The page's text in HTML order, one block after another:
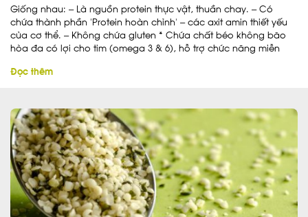
Giống nhau: – Là nguồn protein thực vật, thuần chay. – Có
chứa thành phần ‘Protein hoàn chỉnh’ – các axit amin thiết yếu
của cơ thể. – Không chứa gluten * Chứa chất béo không bão
hòa đa có lợi cho tim (omega 3 & 6), hỗ trợ chức năng miễn
Đọc thêm